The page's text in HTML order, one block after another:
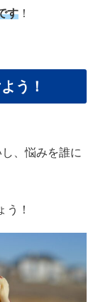
す ！
う！
、悩みを誰に
う！